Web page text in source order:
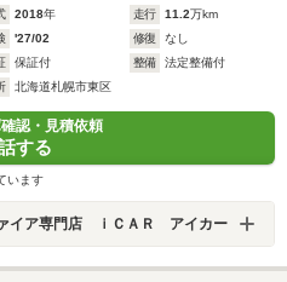
2018年 走行 11.2万km
'27/02 修復
なし
保証付 整備
法定整備付
北海道札幌市東区
認・見積依頼
する
います
イア専門店 ｉＣＡＲ アイカー